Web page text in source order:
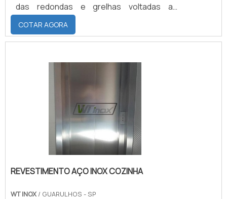
das redondas e grelhas voltadas ao
bloqueio de ralos.Informações do
produtoQuando comparada com as peças
convencionais, inclusive, a grelha de aço
valorizadas vantagens estruturais: permitir
acabamento e de traços que facilitam um
recorte das peças que são amplamente
COTAR AGORA
REVESTIMENTO AÇO INOX COZINHA
WT INOX / GUARULHOS - SP